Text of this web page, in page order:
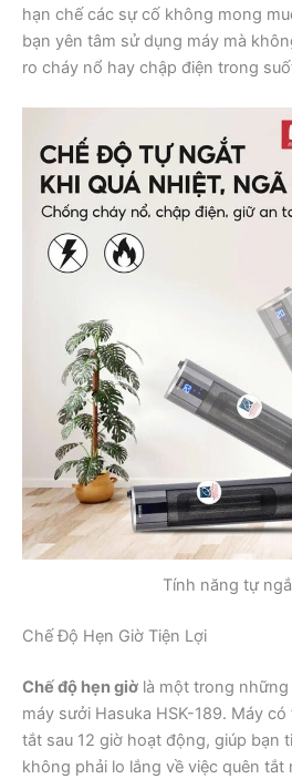
hạn chế các sự cố không mong
bạn yên tâm sử dụng máy mà
ro cháy nổ hay chập điện trong
Tính năng tự
Chế Độ Hẹn Giờ Tiện Lợi
Chế độ hẹn giờ là một trong
máy sưởi Hasuka HSK-189. Máy
tắt sau 12 giờ hoạt động, giúp bạn
không phải lo lắng về việc quên tắt